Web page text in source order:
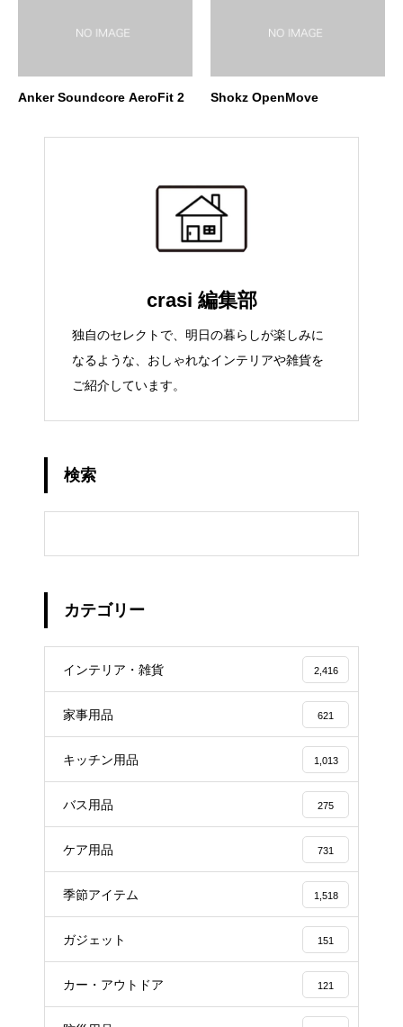
Anker Soundcore AeroFit 2 Shokz OpenMove
crasi 編集部
独自のセレクトで、明日の暮らしが楽しみに
なるような、おしゃれなインテリアや雑貨を
ご紹介しています。
検索
カテゴリー
インテリア・雑貨 2,416
家事用品 621
キッチン用品 1,013
バス用品 275
ケア用品 731
季節アイテム 1,518
ガジェット 151
カー・アウトドア 121